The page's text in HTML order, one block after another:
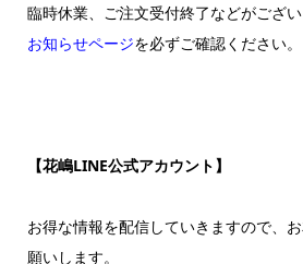
臨時休業、ご注文受付終了などがござ
お知らせページを必ずご確認ください。
【花嶋LINE公式アカウント】
お得な情報を配信していきますので、
願いします。